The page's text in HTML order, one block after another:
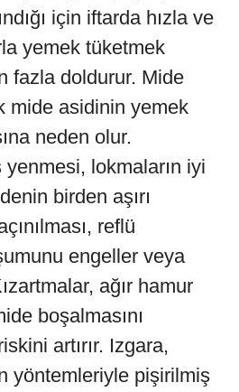
için iftarda hızla ve
yemek tüketmek
fazla doldurur. Mide
mide asidinin yemek
neden olur.
lokmaların iyi
birden aşırı
reflü
engeller veya
ağır hamur
boşalmasını
artırır. Izgara,
yöntemleriyle pişirilmiş